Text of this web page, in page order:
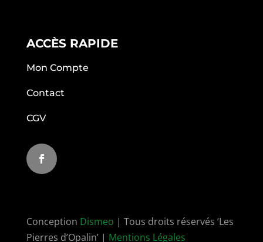
ACCÈS RAPIDE
Mon Compte
Contact
CGV
Conception Dismeo | Tous droits réservés ‘Les
Pierres d’Opalin’ | Mentions Légales